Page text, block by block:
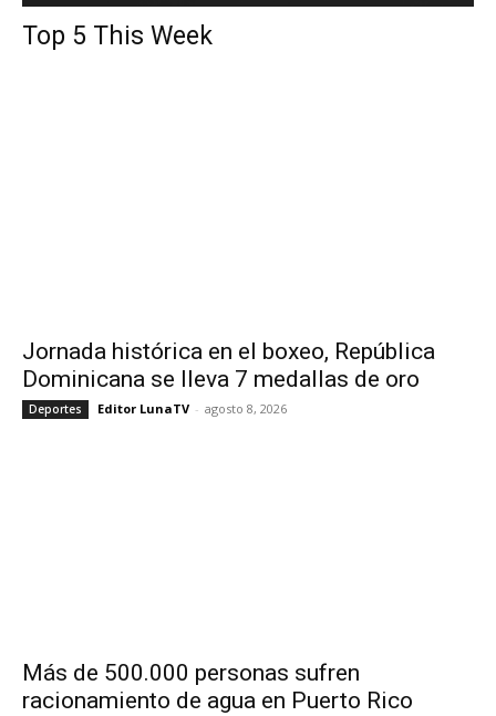
Top 5 This Week
Jornada histórica en el boxeo, República
Dominicana se lleva 7 medallas de oro
Deportes Editor LunaTV - agosto 8, 2026
Más de 500.000 personas sufren
racionamiento de agua en Puerto Rico